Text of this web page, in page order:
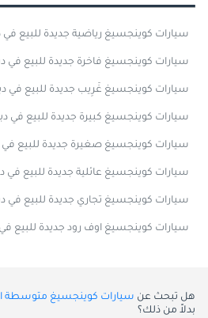
سيارات كوينجسيغ رياضية جديدة للبيع في
سيارات كوينجسيغ فاخرة جديدة للبيع في
سيارات كوينجسيغ غَرِيب جديدة للبيع في
سيارات كوينجسيغ كبيرة جديدة للبيع في
سيارات كوينجسيغ صغيرة جديدة للبيع في
سيارات كوينجسيغ عائلية جديدة للبيع في
سيارات كوينجسيغ تجاري جديدة للبيع في
سيارات كوينجسيغ اوف رود جديدة للبيع
هل تبحث عن سيارات كوينجسيغ متوسطة
بدلاً من ذلك؟